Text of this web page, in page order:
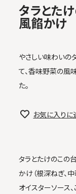
タラとた
風餡かけ
やさしい味わいの
て、香味野菜の風
た。
お気に入りに
タラとたけのこの
かけ（根深ねぎ、
オイスターソース